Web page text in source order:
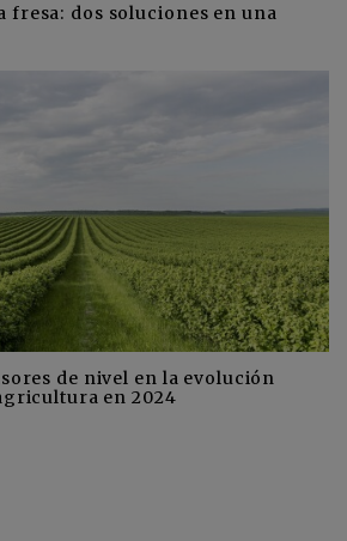
fresa: dos soluciones en una
de nivel en la evolución
en 2024